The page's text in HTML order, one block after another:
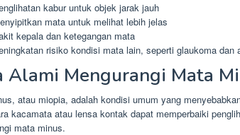
kabur untuk objek jarak jauh
mata untuk melihat lebih jelas
kepala dan ketegangan mata
risiko kondisi mata lain, seperti glaukoma dan
Alami Mengurangi Mata
atau miopia, adalah kondisi umum yang
kacamata atau lensa kontak dapat memperbaiki
mata minus.